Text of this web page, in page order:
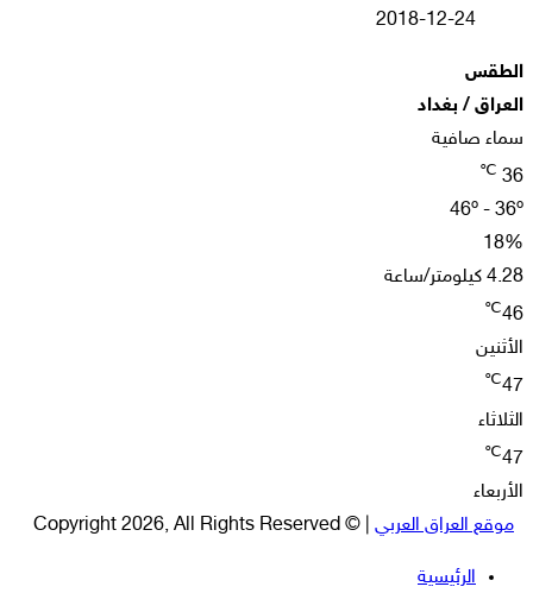
2018-12-24
الطقس
العراق / بغداد
سماء صافية
36
℃
46º - 36º
18%
4.28 كيلومتر/ساعة
46
℃
الأثنين
47
℃
الثلاثاء
47
℃
الأربعاء
موقع العراق العربي | © Copyright 2026, All Rights Reserved
الرئيسية